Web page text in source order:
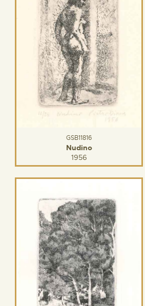
GSB11816
Nudino
1956